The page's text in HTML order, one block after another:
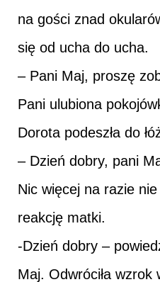
na gości znad
się od ucha do ucha.
– Pani Maj, proszę
Pani ulubiona
Dorota podeszła do
– Dzień dobry, pani
Nic więcej na razie
reakcję matki.
-Dzień dobry –
Maj. Odwróciła